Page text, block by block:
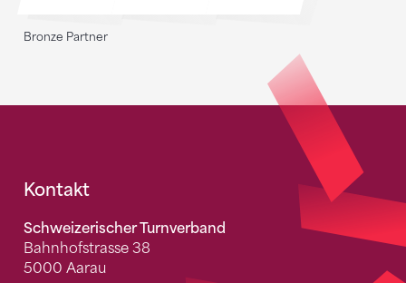
Bronze Partner
Fusszeile
Kontakt
Schweizerischer Turnverband
Bahnhofstrasse 38
5000 Aarau